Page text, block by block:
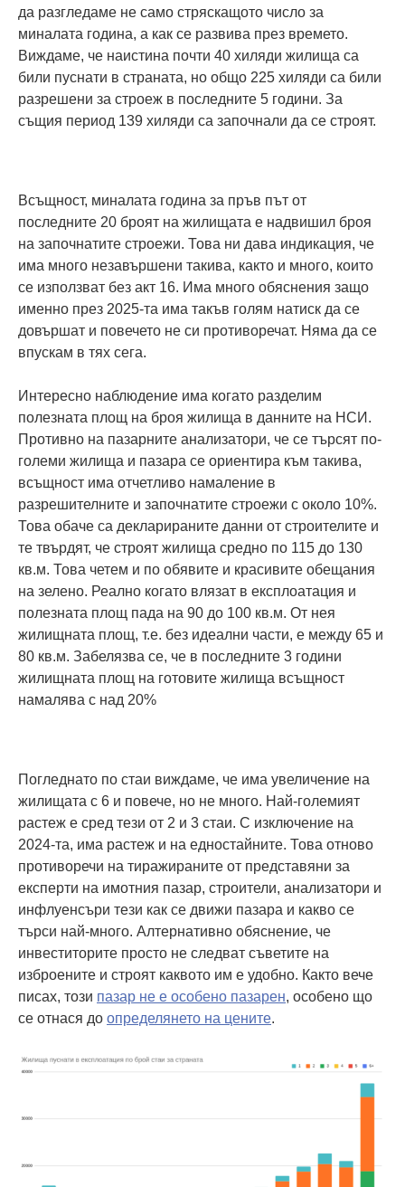
да разгледаме не само стряскащото число за
миналата година, а как се развива през времето.
Виждаме, че наистина почти 40 хиляди жилища са
били пуснати в страната, но общо 225 хиляди са били
разрешени за строеж в последните 5 години. За
същия период 139 хиляди са започнали да се строят.
Всъщност, миналата година за пръв път от
последните 20 броят на жилищата е надвишил броя
на започнатите строежи. Това ни дава индикация, че
има много незавършени такива, както и много, които
се използват без акт 16. Има много обяснения защо
именно през 2025-та има такъв голям натиск да се
довършат и повечето не си противоречат. Няма да се
впускам в тях сега.
Интересно наблюдение има когато разделим
полезната площ на броя жилища в данните на НСИ.
Противно на пазарните анализатори, че се търсят по-
големи жилища и пазара се ориентира към такива,
всъщност има отчетливо намаление в
разрешителните и започнатите строежи с около 10%.
Това обаче са декларираните данни от строителите и
те твърдят, че строят жилища средно по 115 до 130
кв.м. Това четем и по обявите и красивите обещания
на зелено. Реално когато влязат в експлоатация и
полезната площ пада на 90 до 100 кв.м. От нея
жилищната площ, т.е. без идеални части, е между 65 и
80 кв.м. Забелязва се, че в последните 3 години
жилищната площ на готовите жилища всъщност
намалява с над 20%
Погледнато по стаи виждаме, че има увеличение на
жилищата с 6 и повече, но не много. Най-големият
растеж е сред тези от 2 и 3 стаи. С изключение на
2024-та, има растеж и на едностайните. Това отново
противоречи на тиражираните от представяни за
експерти на имотния пазар, строители, анализатори и
инфлуенсъри тези как се движи пазара и какво се
търси най-много. Алтернативно обяснение, че
инвеститорите просто не следват съветите на
изброените и строят каквото им е удобно. Както вече
писах, този пазар не е особено пазарен, особено що
се отнася до определянето на цените.